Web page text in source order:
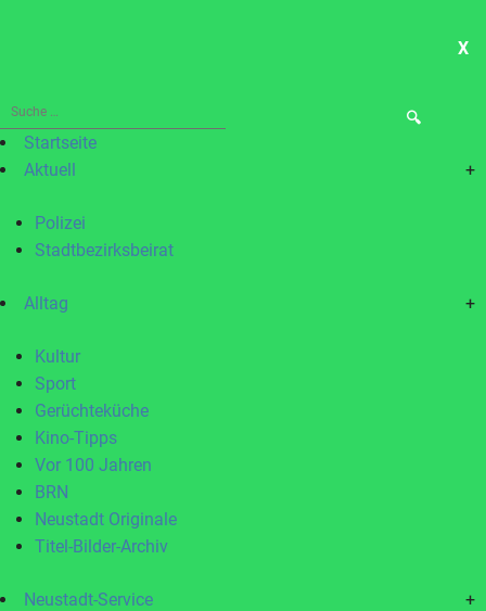
X
Suche
nach:Startseite
Aktuell
+
Polizei
Stadtbezirksbeirat
Alltag +
Kultur
Sport
Gerüchteküche
Kino-Tipps
Vor 100 Jahren
BRN
Neustadt Originale
Titel-Bilder-Archiv
Neustadt-Service +